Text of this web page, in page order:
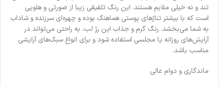
تند و نه خیلی ملایم هستند. این رنگ تلفیقی زیبا از صورتی و هلویی
است که با بیشتر تناژهای پوستی هماهنگ بوده و چهره‌ای سرزنده و شاداب
به شما می‌بخشد. رنگ گرم و جذاب این رژ لب، به راحتی می‌تواند در
آرایش‌های روزانه یا مجلسی استفاده شود و برای انواع سبک‌های آرایشی
مناسب باشد.
ماندگاری و دوام عالی